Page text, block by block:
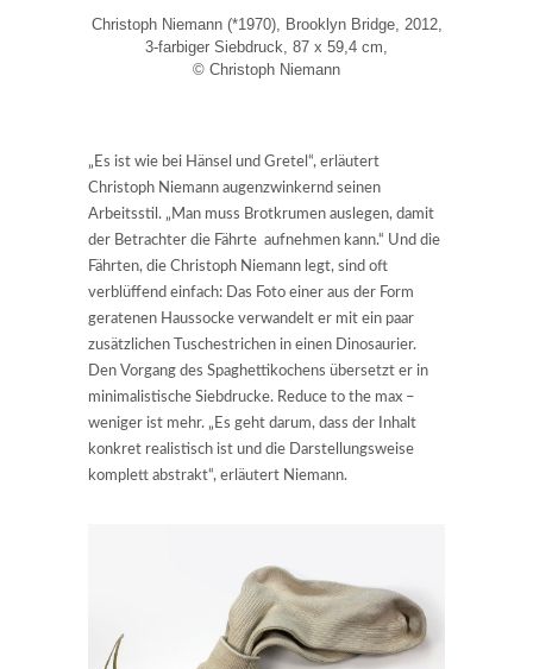
Christoph Niemann (*1970), Brooklyn Bridge, 2012,
3-farbiger Siebdruck, 87 x 59,4 cm,
© Christoph Niemann
„Es ist wie bei Hänsel und Gretel“, erläutert
Christoph Niemann augenzwinkernd seinen
Arbeitsstil. „Man muss Brotkrumen auslegen, damit
der Betrachter die Fährte aufnehmen kann.“ Und die
Fährten, die Christoph Niemann legt, sind oft
verblüffend einfach: Das Foto einer aus der Form
geratenen Haussocke verwandelt er mit ein paar
zusätzlichen Tuschestrichen in einen Dinosaurier.
Den Vorgang des Spaghettikochens übersetzt er in
minimalistische Siebdrucke. Reduce to the max –
weniger ist mehr. „Es geht darum, dass der Inhalt
konkret realistisch ist und die Darstellungsweise
komplett abstrakt“, erläutert Niemann.